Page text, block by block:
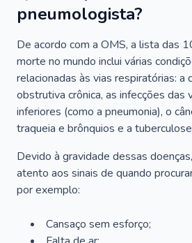
pneumologista?
De acordo com a OMS, a lista das
morte no mundo inclui várias
relacionadas às vias respiratórias: a
obstrutiva crônica, as infecções das
inferiores (como a pneumonia), o
traqueia e brônquios e a
Devido à gravidade dessas
atento aos sinais de quando
por exemplo:
Cansaço sem esforço;